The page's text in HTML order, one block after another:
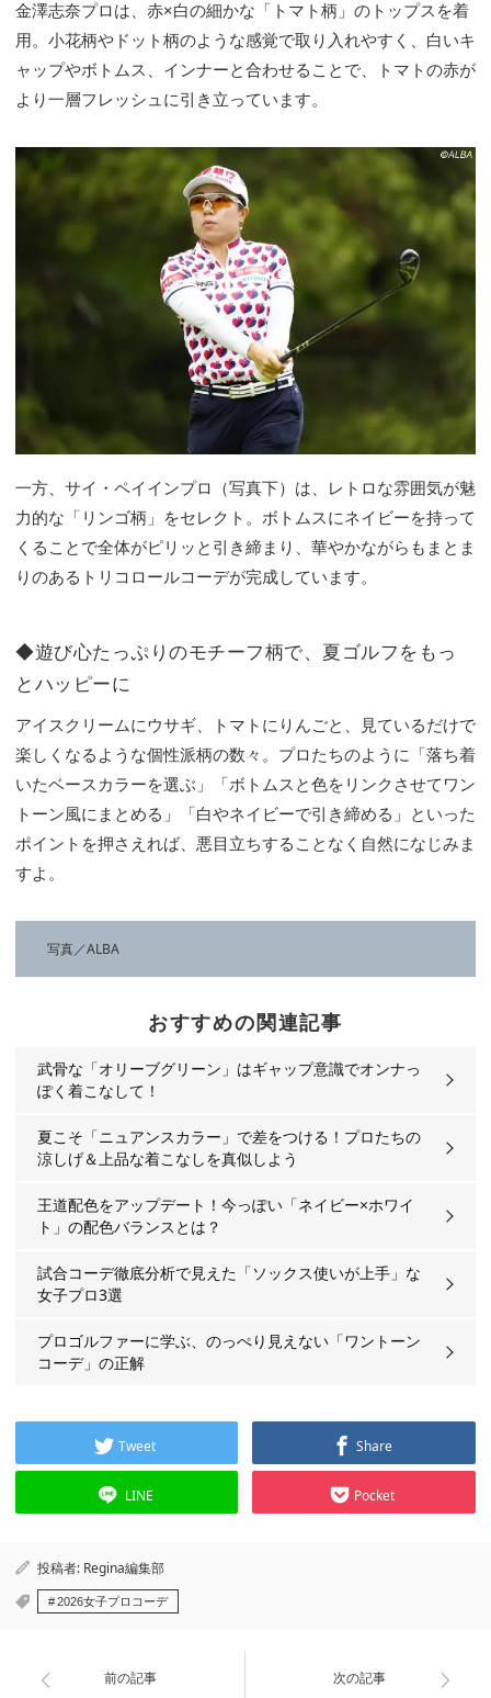
金澤志奈プロは、赤×白の細かな「トマト柄」のトップスを着
用。小花柄やドット柄のような感覚で取り入れやすく、白いキ
ャップやボトムス、インナーと合わせることで、トマトの赤が
より一層フレッシュに引き立っています。
一方、サイ・ペイインプロ（写真下）は、レトロな雰囲気が魅
力的な「リンゴ柄」をセレクト。ボトムスにネイビーを持って
くることで全体がピリッと引き締まり、華やかながらもまとま
りのあるトリコロールコーデが完成しています。
◆遊び心たっぷりのモチーフ柄で、夏ゴルフをもっ
とハッピーに
アイスクリームにウサギ、トマトにりんごと、見ているだけで
楽しくなるような個性派柄の数々。プロたちのように「落ち着
いたベースカラーを選ぶ」「ボトムスと色をリンクさせてワン
トーン風にまとめる」「白やネイビーで引き締める」といった
ポイントを押さえれば、悪目立ちすることなく自然になじみま
すよ。
写真／ALBA
おすすめの関連記事
武骨な「オリーブグリーン」はギャップ意識でオンナっ
ぽく着こなして！
夏こそ「ニュアンスカラー」で差をつける！プロたちの
涼しげ＆上品な着こなしを真似しよう
王道配色をアップデート！今っぽい「ネイビー×ホワイ
ト」の配色バランスとは？
試合コーデ徹底分析で見えた「ソックス使いが上手」な
女子プロ3選
プロゴルファーに学ぶ、のっぺり見えない「ワントーン
コーデ」の正解
Tweet Share
LINE Pocket
投稿者: Regina編集部
2026女子プロコーデ
前の記事 次の記事